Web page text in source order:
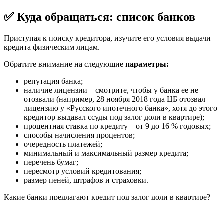
✅ Куда обращаться: список банков
Приступая к поиску кредитора, изучите его условия выдачи
кредита физическим лицам.
Обратите внимание на следующие параметры:
репутация банка;
наличие лицензии – смотрите, чтобы у банка ее не
отозвали (например, 28 ноября 2018 года ЦБ отозвал
лицензию у «Русского ипотечного банка», хотя до этого
кредитор выдавал ссуды под залог доли в квартире);
процентная ставка по кредиту – от 9 до 16 % годовых;
способы начисления процентов;
очередность платежей;
минимальный и максимальный размер кредита;
перечень бумаг;
пересмотр условий кредитования;
размер пеней, штрафов и страховки.
Какие банки предлагают кредит под залог доли в квартире?